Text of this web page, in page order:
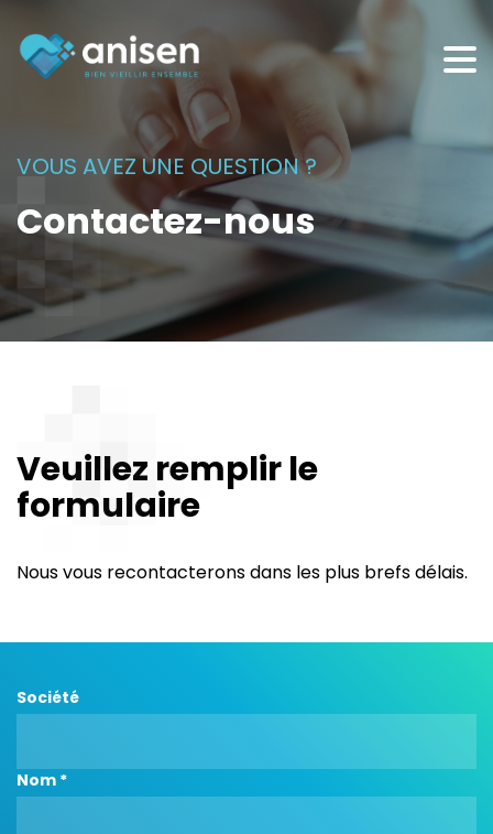
VOUS AVEZ UNE QUESTION ?
Contactez-nous
Veuillez remplir le
formulaire
Nous vous recontacterons dans les plus brefs délais.
Société
Nom *